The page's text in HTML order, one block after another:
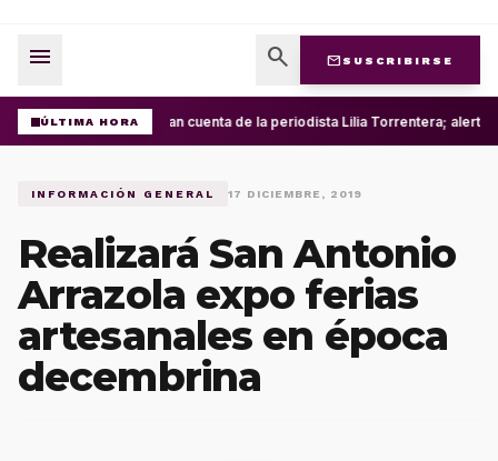
menu search mail SUSCRIBIRSE
ÚLTIMA HORA Roban cuenta de la periodista Lilia Torrentera;
INFORMACIÓN GENERAL 17 DICIEMBRE, 2019
Realizará San Antonio
Arrazola expo ferias
artesanales en época
decembrina